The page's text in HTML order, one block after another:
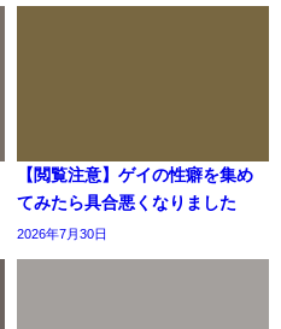
【閲覧注意】ゲイの性癖を集め
てみたら具合悪くなりました
2026年7月30日